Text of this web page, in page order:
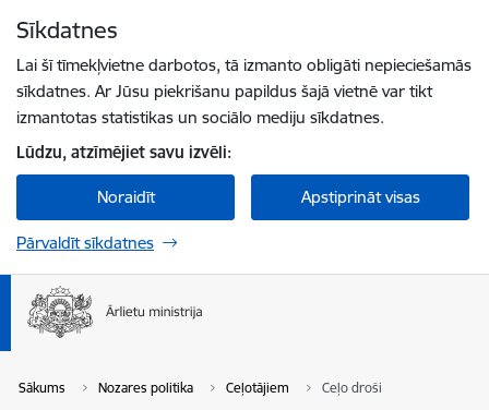
Sīkdatnes
Lai šī tīmekļvietne darbotos, tā izmanto obligāti nepieciešamās
sīkdatnes. Ar Jūsu piekrišanu papildus šajā vietnē var tikt
izmantotas statistikas un sociālo mediju sīkdatnes.
Lūdzu, atzīmējiet savu izvēli:
Noraidīt Apstiprināt visas
Pārvaldīt sīkdatnes
Sākums Nozares politika Ceļotājiem Ceļo droši